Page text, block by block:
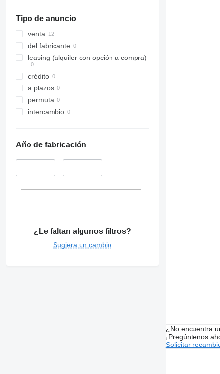
Tipo de anuncio
venta
del fabricante
leasing (alquiler con opción a compra)
crédito
a plazos
permuta
intercambio
Año de fabricación
–
¿Le faltan algunos filtros?
Sugiera un cambio
¿No encuentra
¡Pregúntenos
Solicitar